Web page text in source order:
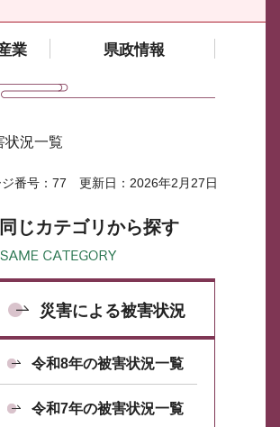
業 県政情報
状況一覧
番号：77 更新日：2026年2月27日
同じカテゴリから探す
災害による被害状況
令和8年の被害状況一覧
令和7年の被害状況一覧